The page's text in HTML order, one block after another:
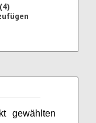
gewählten